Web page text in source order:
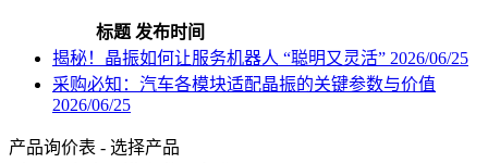
标题 发布时间
揭秘！晶振如何让服务机器人 “聪明又灵活” 2026/06/25
采购必知：汽车各模块适配晶振的关键参数与价值
2026/06/25
产品询价表 - 选择产品